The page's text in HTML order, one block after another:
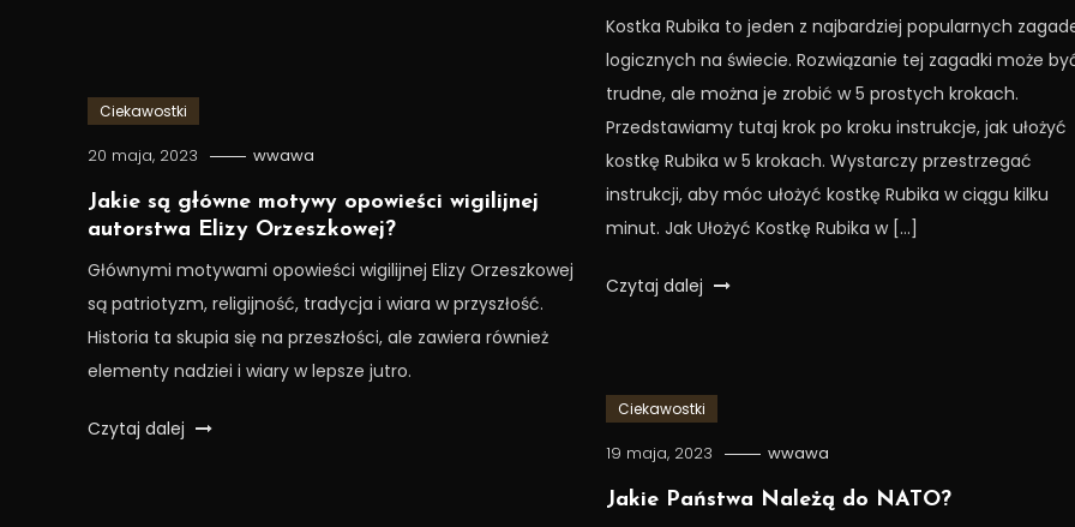
Kostka Rubika to jeden z najbardziej popularnych
logicznych na świecie. Rozwiązanie tej zagadki może
trudne, ale można je zrobić w 5 prostych krokach.
Przedstawiamy tutaj krok po kroku instrukcje, jak ułożyć
kostkę Rubika w 5 krokach. Wystarczy przestrzegać
instrukcji, aby móc ułożyć kostkę Rubika w ciągu kilku
minut. Jak Ułożyć Kostkę Rubika w […]
Czytaj dalej
Ciekawostki
20 maja, 2023 wwawa
Jakie są główne motywy opowieści wigilijnej
autorstwa Elizy Orzeszkowej?
Głównymi motywami opowieści wigilijnej Elizy Orzeszkowej
są patriotyzm, religijność, tradycja i wiara w przyszłość.
Historia ta skupia się na przeszłości, ale zawiera również
elementy nadziei i wiary w lepsze jutro.
Czytaj dalej
Ciekawostki
19 maja, 2023 wwawa
Jakie Państwa Należą do NATO?